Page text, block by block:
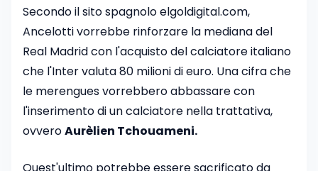
Secondo il sito spagnolo elgoldigital.com,
Ancelotti vorrebbe rinforzare la mediana del
Real Madrid con l'acquisto del calciatore italiano
che l'Inter valuta 80 milioni di euro. Una cifra che
le merengues vorrebbero abbassare con
l'inserimento di un calciatore nella trattativa,
ovveroAurèlien Tchouameni.